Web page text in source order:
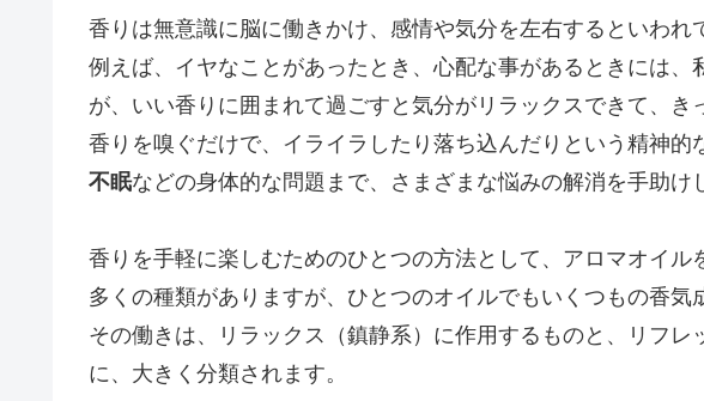
香りは無意識に脳に働きかけ、感情や気分を左右するといわれ
例えば、イヤなことがあったとき、心配な事があるときには、
が、いい香りに囲まれて過ごすと気分がリラックスできて、き
香りを嗅ぐだけで、イライラしたり落ち込んだりという精神的
不眠などの身体的な問題まで、さまざまな悩みの解消を手助け
香りを手軽に楽しむためのひとつの方法として、アロマオイル
多くの種類がありますが、ひとつのオイルでもいくつもの香気
その働きは、リラックス（鎮静系）に作用するものと、リフレ
に、大きく分類されます。